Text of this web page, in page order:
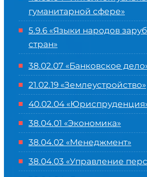
гуманитарной сфере»
5.9.6 «Языки народов
стран»
38.02.07 «Банковское
21.02.19 «Землеустройство»
40.02.04
38.04.01 «Экономика»
38.04.02 «Менеджмент»
38.04.03 «Управление